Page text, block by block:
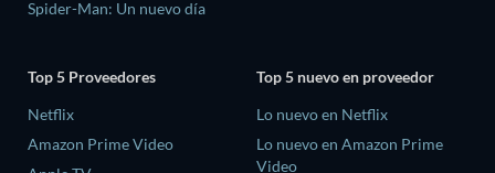
Spider-Man: Un nuevo día
Top 5 Proveedores
Netflix
Amazon Prime Video
Top 5 nuevo en proveedor
Lo nuevo en Netflix
Lo nuevo en Amazon Prime
Video